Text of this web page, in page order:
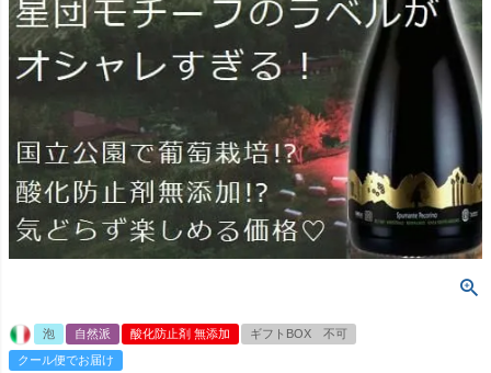
泡 自然派 酸化防止剤 無添加
ギフトBOX 不可
クール便でお届け